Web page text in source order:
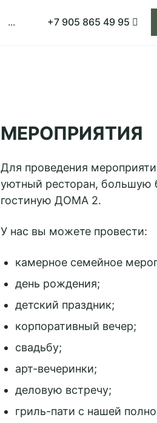
... +7 905 865 49 95
МЕРОПРИЯТИЯ
Для проведения
уютный ресторан, большую
гостиную ДОМА 2.
У нас вы можете провести:
камерное семейное
день рождения;
детский праздник;
корпоративный вечер;
свадьбу;
арт-вечеринки;
деловую встречу;
гриль-пати с нашей